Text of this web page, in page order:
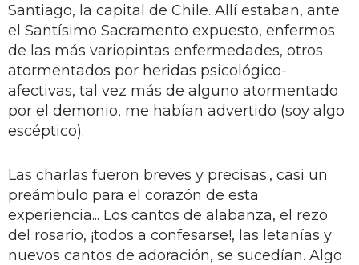
Santiago, la capital de Chile. Allí estaban, ante
el Santísimo Sacramento expuesto, enfermos
de las más variopintas enfermedades, otros
atormentados por heridas psicológico-
afectivas, tal vez más de alguno atormentado
por el demonio, me habían advertido (soy algo
escéptico).
Las charlas fueron breves y precisas., casi un
preámbulo para el corazón de esta
experiencia... Los cantos de alabanza, el rezo
del rosario, ¡todos a confesarse!, las letanías y
nuevos cantos de adoración, se sucedían. Algo